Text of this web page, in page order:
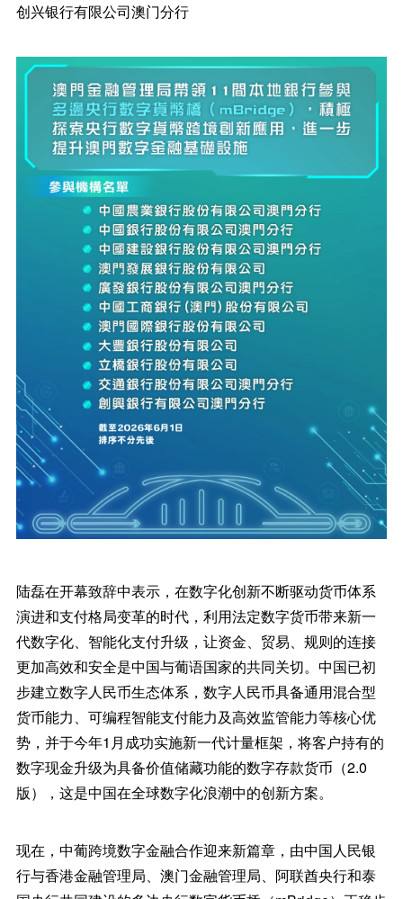
创兴银行有限公司澳门分行
陆磊在开幕致辞中表示，在数字化创新不断驱动货币体系
演进和支付格局变革的时代，利用法定数字货币带来新一
代数字化、智能化支付升级，让资金、贸易、规则的连接
更加高效和安全是中国与葡语国家的共同关切。中国已初
步建立数字人民币生态体系，数字人民币具备通用混合型
货币能力、可编程智能支付能力及高效监管能力等核心优
势，并于今年1月成功实施新一代计量框架，将客户持有的
数字现金升级为具备价值储藏功能的数字存款货币（2.0
版），这是中国在全球数字化浪潮中的创新方案。
现在，中葡跨境数字金融合作迎来新篇章，由中国人民银
行与香港金融管理局、澳门金融管理局、阿联酋央行和泰